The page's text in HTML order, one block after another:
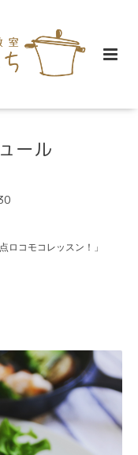
ール
ロコモコレッスン！」